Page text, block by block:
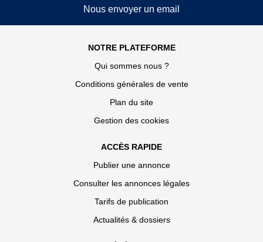
Nous envoyer un email
NOTRE PLATEFORME
Qui sommes nous ?
Conditions générales de vente
Plan du site
Gestion des cookies
ACCÈS RAPIDE
Publier une annonce
Consulter les annonces légales
Tarifs de publication
Actualités & dossiers